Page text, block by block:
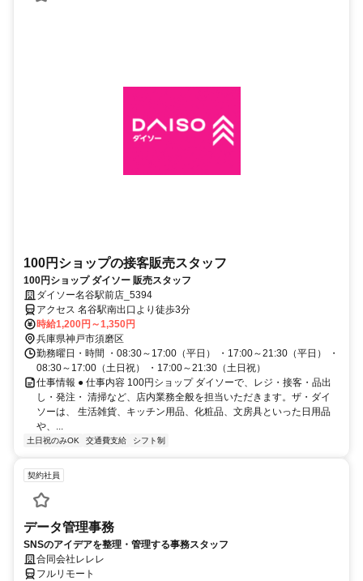
100円ショップの接客販売スタッフ
100円ショップ ダイソー 販売スタッフ
ダイソー名谷駅前店_5394
アクセス 名谷駅南出口より徒歩3分
時給1,200円～1,350円
兵庫県神戸市須磨区
勤務曜日・時間 ・08:30～17:00（平日） ・17:00～21:30（平日） ・
08:30～17:00（土日祝） ・17:00～21:30（土日祝）
仕事情報 ● 仕事内容 100円ショップ ダイソーで、レジ・接客・品出
し・発注・ 清掃など、店内業務全般を担当いただきます。ザ・ダイ
ソーは、 生活雑貨、キッチン用品、化粧品、文房具といった日用品
や、...
土日祝のみOK 交通費支給 シフト制
契約社員
データ管理事務
SNSのアイデアを整理・管理する事務スタッフ
合同会社レレレ
フルリモート